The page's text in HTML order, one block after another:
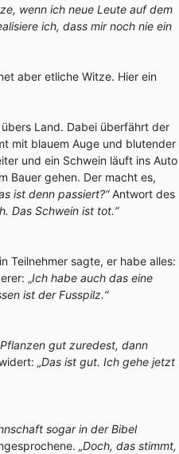
wenn ich neue Leute auf dem
ich, dass mir noch nie ein
aber etliche Witze. Hier ein
Land. Dabei überfährt der
mit blauem Auge und blutender
und ein Schwein läuft ins Auto
Bauer gehen. Der macht es,
ist denn passiert?“Antwort des
Das Schwein ist tot.“
Teilnehmer sagte, er habe alles:
„Ich habe auch das eine
ist der Fusspilz.“
Pflanzen gut zuredest, dann
„Das ist gut. Ich gehe jetzt
sogar in der Bibel
„Doch, das stimmt,